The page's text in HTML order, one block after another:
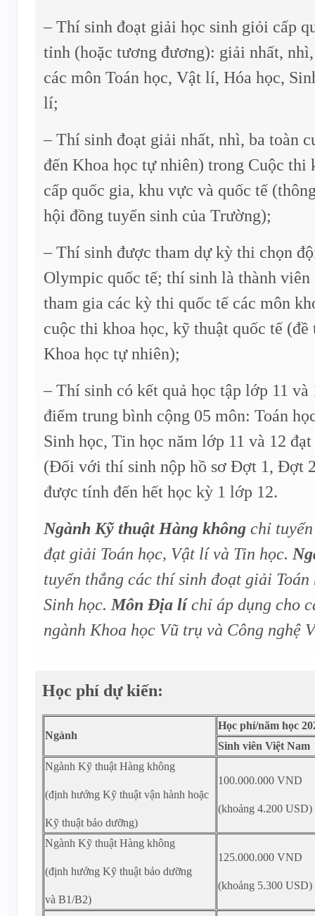
– Thí sinh đoạt giải học sinh giỏi cấp
tỉnh (hoặc tương đương): giải nhất,
các môn Toán học, Vật lí, Hóa học,
lí;
– Thí sinh đoạt giải nhất, nhì, ba toàn
đến Khoa học tự nhiên) trong Cuộc thi
cấp quốc gia, khu vực và quốc tế
hội đồng tuyển sinh của Trường);
– Thí sinh được tham dự kỳ thi chọn
Olympic quốc tế; thí sinh là thành
tham gia các kỳ thi quốc tế các môn
cuộc thi khoa học, kỹ thuật quốc tế
Khoa học tự nhiên);
– Thí sinh có kết quả học tập lớp 11
điểm trung bình cộng 05 môn: Toán
Sinh học, Tin học năm lớp 11 và 12
(Đối với thí sinh nộp hồ sơ Đợt 1, Đợt
được tính đến hết học kỳ 1 lớp 12.
Ngành Kỹ thuật Hàng không chỉ
đạt giải Toán học, Vật lí và Tin học.
tuyển thẳng các thí sinh đoạt giải
Sinh học. Môn Địa líchỉ áp dụng cho
ngành Khoa học Vũ trụ và Công nghệ
Học phí dự kiến:
Ngành
Học phí/năm học
Sinh viên Việt Nam
Ngành Kỹ thuật Hàng không
(định hướng Kỹ thuật vận hành hoặc
Kỹ thuật bảo dưỡng)
100.000.000 VND
(khoảng 4.200 USD)
Ngành Kỹ thuật Hàng không
(định hướng Kỹ thuật bảo dưỡng
và B1/B2)
125.000.000 VND
(khoảng 5.300 USD)